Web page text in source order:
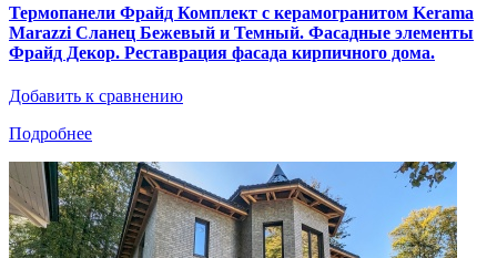
Термопанели Фрайд Комплект с керамогранитом Kerama
Marazzi Сланец Бежевый и Темный. Фасадные элементы
Фрайд Декор. Реставрация фасада кирпичного дома.
Добавить к сравнению
Подробнее